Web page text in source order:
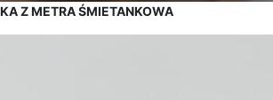
Z METRA ŚMIETANKOWA